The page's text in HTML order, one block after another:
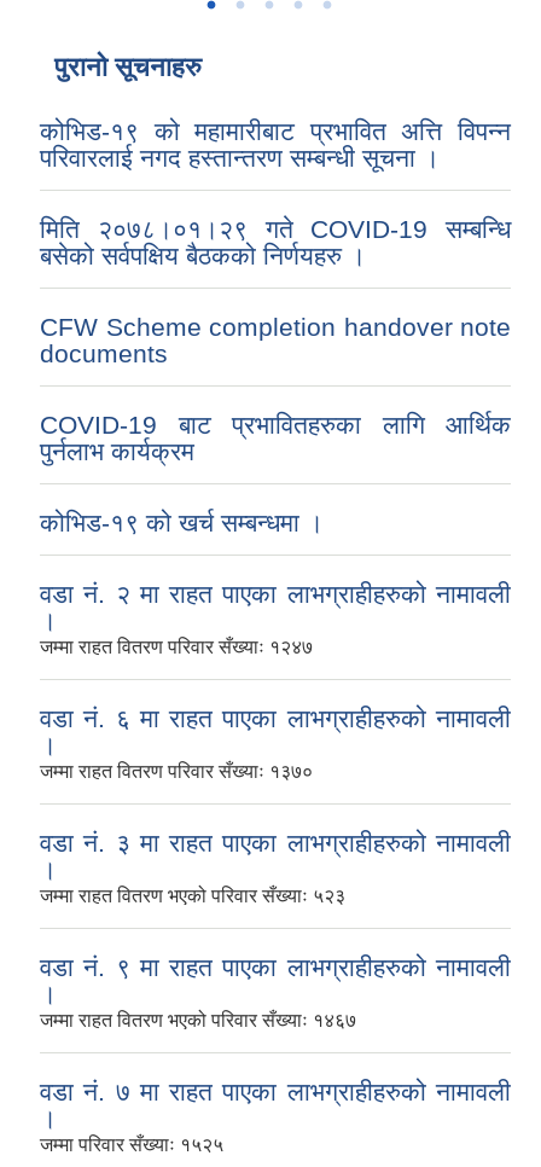
पुरानो सूचनाहरु
कोभिड-१९ को महामारीबाट प्रभावित अत्ति विपन्न
परिवारलाई नगद हस्तान्तरण सम्बन्धी सूचना ।
मिति २०७८।०१।२९ गते COVID-19 सम्बन्धि
बसेको सर्वपक्षिय बैठकको निर्णयहरु ।
CFW Scheme completion handover note
documents
COVID-19 बाट प्रभावितहरुका लागि आर्थिक
पुर्नलाभ कार्यक्रम
कोभिड-१९ को खर्च सम्बन्धमा ।
वडा नं. २ मा राहत पाएका लाभग्राहीहरुको नामावली
।
जम्मा राहत वितरण परिवार सँख्याः १२४७
वडा नं. ६ मा राहत पाएका लाभग्राहीहरुको नामावली
।
जम्मा राहत वितरण परिवार सँख्याः १३७०
वडा नं. ३ मा राहत पाएका लाभग्राहीहरुको नामावली
।
जम्मा राहत वितरण भएको परिवार सँख्याः ५२३
वडा नं. ९ मा राहत पाएका लाभग्राहीहरुको नामावली
।
जम्मा राहत वितरण भएको परिवार सँख्याः १४६७
वडा नं. ७ मा राहत पाएका लाभग्राहीहरुको नामावली
।
जम्मा परिवार सँख्याः १५२५